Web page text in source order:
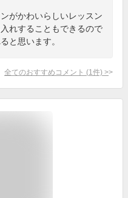
がかわいらしいレッスン
れすることもできるので
と思います。
全てのおすすめコメント (1 件) >